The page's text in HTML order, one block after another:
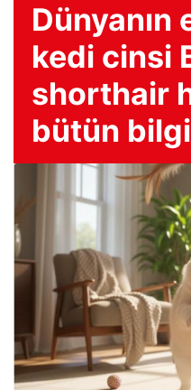
Dünyanın
kedi cinsi
shorthair
bütün bilgi